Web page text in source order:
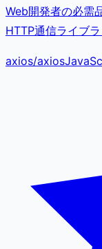
Web開発者の必需
HTTP通信ライブ
axios/axios